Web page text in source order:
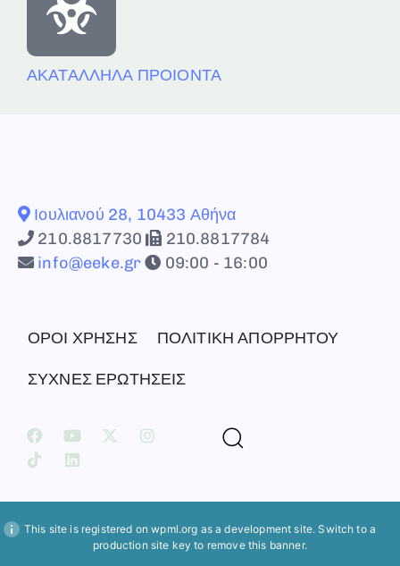
ΑΚΑΤΑΛΛΗΛΑ ΠΡΟΙΟΝΤΑ
Ιουλιανού 28, 10433 Αθήνα
210.8817730
210.8817784
info@eeke.gr
09:00 - 16:00
ΟΡΟΙ ΧΡΗΣΗΣ ΠΟΛΙΤΙΚΗ ΑΠΟΡΡΗΤΟΥ
ΣΥΧΝΕΣ ΕΡΩΤΗΣΕΙΣ
This site is registered onwpml.org as a development site. Switch to a
production site key to remove this banner.